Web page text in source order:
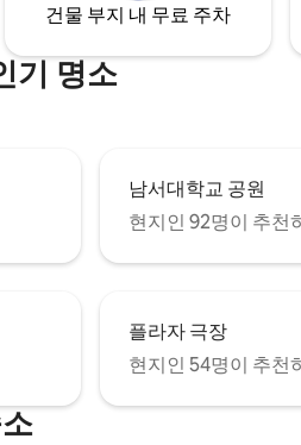
건물 부지 내 무료 주차
기 명소
남서대학교 공원
현지인 92명이 추천
플라자 극장
현지인 54명이 추천